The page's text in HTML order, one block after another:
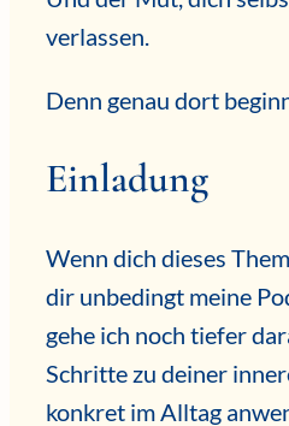
verlassen.
Denn genau dort
Einladung
Wenn dich dieses
dir unbedingt meine
gehe ich noch tiefer
Schritte zu deiner
konkret im Alltag